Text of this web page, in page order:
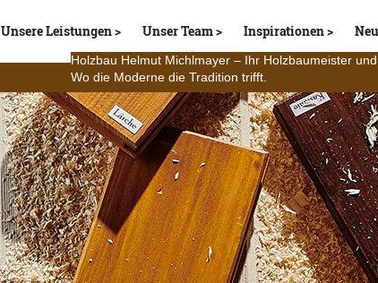
Unsere Leistungen Unser Team Inspirationen
Holzbau Helmut Michlmayer – Ihr Holzbaumeister
Wo die Moderne die Tradition trifft.